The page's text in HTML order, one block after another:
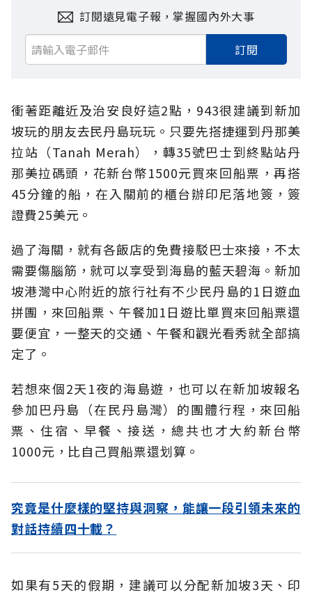
訂閱遠見電子報，掌握國內外大事
訂閱
衝著距離近及治安良好這2點，943很建議到新加
坡玩的朋友去民丹島玩玩。只要先搭捷運到丹那美
拉站（Tanah Merah），轉35號巴士到終點站丹
那美拉碼頭，花新台幣1500元買來回船票，再搭
45分鐘的船，在入關前的櫃台辦印尼落地簽，簽
證費25美元。
過了海關，就有各飯店的免費接駁巴士來接，不太
需要傷腦筋，就可以享受到海島的藍天碧海。新加
坡港灣中心附近的旅行社有不少民丹島的1日遊血
拼團，來回船票、午餐加1日遊比單買來回船票還
要便宜，一整天的交通、午餐和觀光看秀就全部搞
定了。
若想來個2天1夜的海島遊，也可以在新加坡報名
參加巴丹島（在民丹島灣）的團體行程，來回船
票、住宿、早餐、接送，總共也才大約新台幣
1000元，比自己買船票還划算。
究竟是什麼樣的堅持與洞察，能讓一段引領未來的
對話持續四十載？
如果有5天的假期，建議可以分配新加坡3天、印